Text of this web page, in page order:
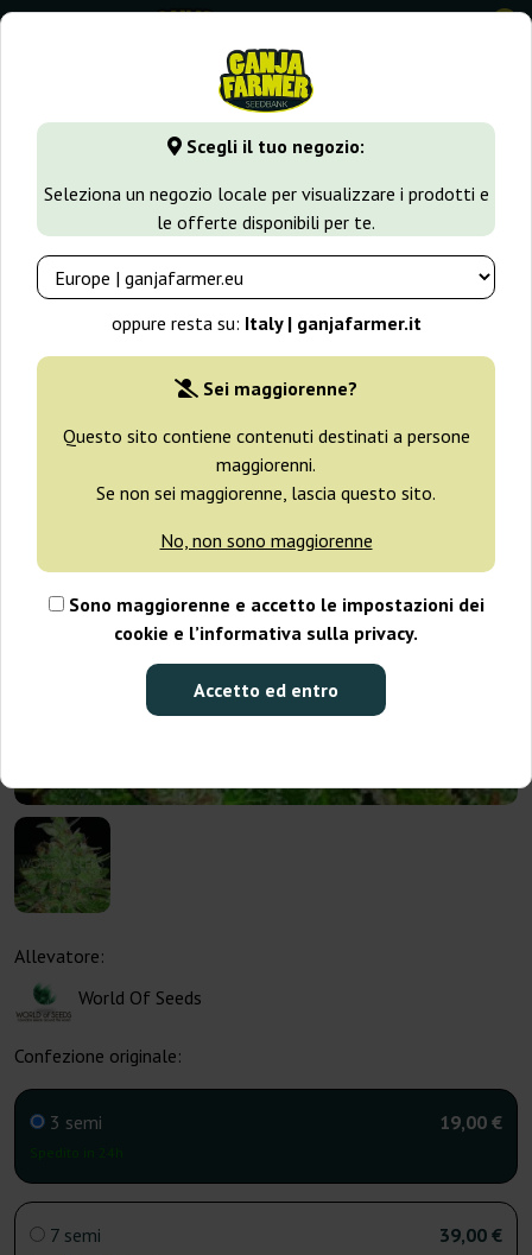
Scegli il tuo negozio:
Seleziona un negozio locale per visualizzare i prodotti e
le offerte disponibili per te.
oppure resta su: Italy | ganjafarmer.it
Sei maggiorenne?
Questo sito contiene contenuti destinati a persone
maggiorenni.
Se non sei maggiorenne, lascia questo sito.
No, non sono maggiorenne
Sono maggiorenne e accetto le impostazioni dei
cookie e l’informativa sulla privacy.
Accetto ed entro
0
GanjaFarmer.it Varietà di Cannabis Afghan Kush
World Of Seeds
Allevatore:
World Of Seeds
Confezione originale:
3 semi 19,00 €
7 semi 39,00 €